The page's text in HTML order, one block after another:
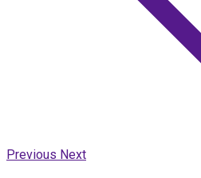
Previous Next